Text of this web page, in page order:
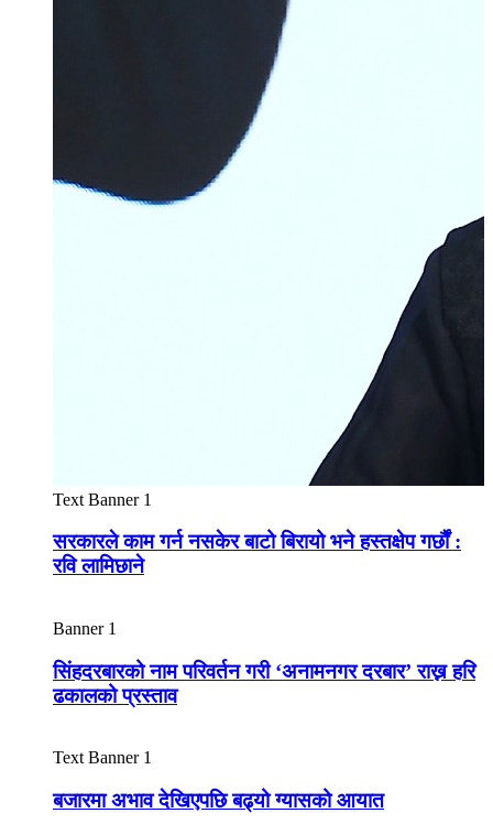
Text Banner 1
सरकारले काम गर्न नसकेर बाटो बिरायो भने हस्तक्षेप गर्छौं :
रवि लामिछाने
Banner 1
सिंहदरबारको नाम परिवर्तन गरी ‘अनामनगर दरबार’ राख्न हरि
ढकालको प्रस्ताव
Text Banner 1
बजारमा अभाव देखिएपछि बढ्यो ग्यासको आयात